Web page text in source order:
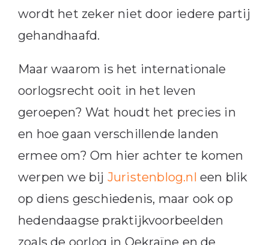
wordt het zeker niet door iedere partij
gehandhaafd.
Maar waarom is het internationale
oorlogsrecht ooit in het leven
geroepen? Wat houdt het precies in
en hoe gaan verschillende landen
ermee om? Om hier achter te komen
werpen we bij Juristenblog.nl een blik
op diens geschiedenis, maar ook op
hedendaagse praktijkvoorbeelden
zoals de oorlog in Oekraïne en de